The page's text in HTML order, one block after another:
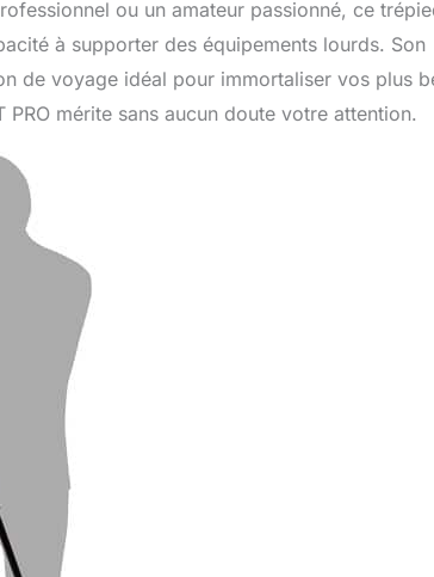
ou un amateur passionné, ce
à supporter des équipements lourds. Son
de voyage idéal pour immortaliser vos plus
mérite sans aucun doute votre attention.